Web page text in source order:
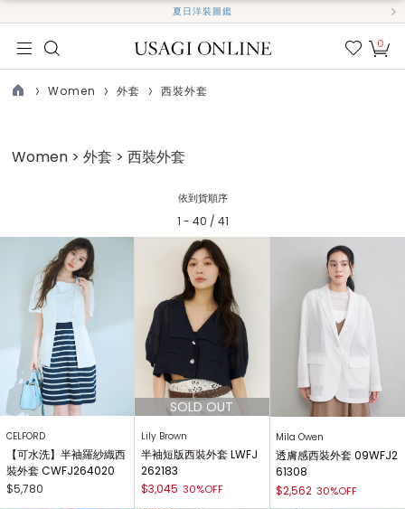
夏日洋裝圖鑑
我的
0
Women 外套 西裝外套
Women > 外套 > 西裝外套
依到貨順序
1 - 40 / 41
CELFORD
【可水洗】半袖羅紗織西
裝外套 CWFJ264020
$5,780
Lily Brown
半袖短版西裝外套 LWFJ
262183
$3,045 30%OFF
Mila Owen
透膚感西裝外套 09WFJ2
61308
$2,562 30%OFF